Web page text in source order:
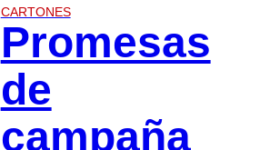
CARTONES
Promesas
de
campaña